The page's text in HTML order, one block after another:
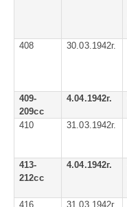
408
30.03.1942г.
409-
209сс
4.04.1942г.
410
31.03.1942г.
413-
212сс
4.04.1942г.
416
31.03.1942г.